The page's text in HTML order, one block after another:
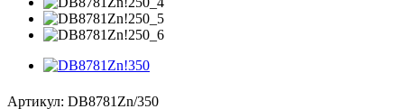
Артикул: DB8781Zn/350